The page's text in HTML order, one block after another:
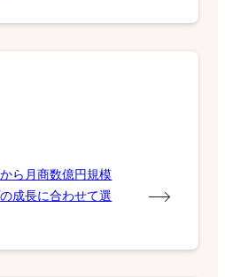
ら月商数億円規模
成長に合わせて選